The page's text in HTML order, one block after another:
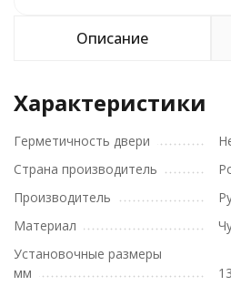
Описание
Характеристики
Герметичность двери
Страна производитель
Производитель
Материал
Установочные размеры
мм